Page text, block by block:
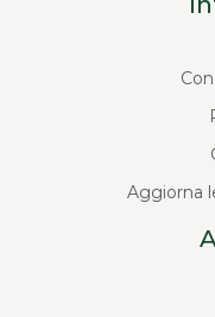
Aggiorna